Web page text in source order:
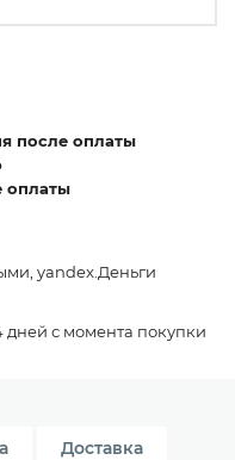
после оплаты
оплаты
yandex.Деньги
дней с момента покупки
Доставка